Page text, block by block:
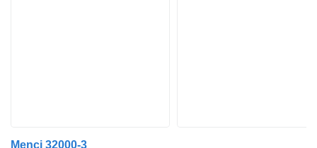
Menci 32000-3